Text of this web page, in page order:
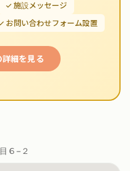
✓ 施設メッセージ
お問い合わせフォーム設置
細を見る
６−２